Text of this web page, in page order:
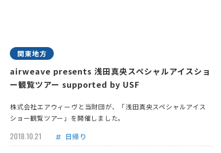
関東地方
airweave presents 浅田真央スペシャルアイスショ
ー観覧ツアー supported by USF
株式会社エアウィーヴと当財団が、「浅田真央スペシャルアイス
ショー観覧ツアー」を開催しました。
2018.10.21 日帰り